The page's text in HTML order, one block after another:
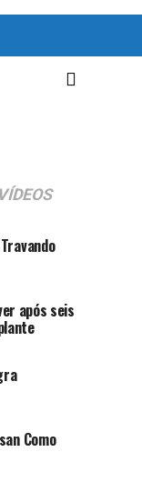
VÍDEOS
após seis
Como